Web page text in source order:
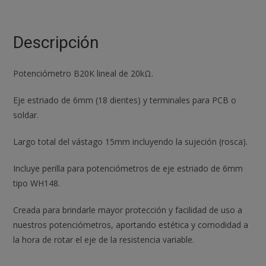
Descripción
Potenciómetro B20K lineal de 20kΩ.
Eje estriado de 6mm (18 dientes) y terminales para PCB o
soldar.
Largo total del vástago 15mm incluyendo la sujeción (rosca).
Incluye perilla para potenciómetros de eje estriado de 6mm
tipo WH148.
Creada para brindarle mayor protección y facilidad de uso a
nuestros potenciómetros, aportando estética y comodidad a
la hora de rotar el eje de la resistencia variable.